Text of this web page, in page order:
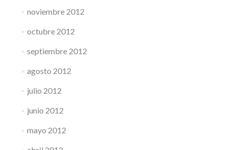
noviembre 2012
octubre 2012
septiembre 2012
agosto 2012
julio 2012
junio 2012
mayo 2012